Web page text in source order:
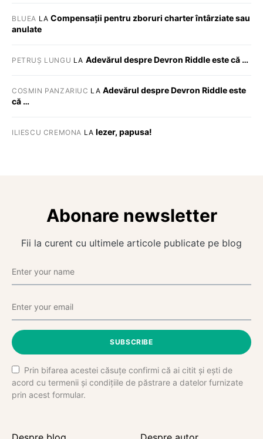
BLUEA LACompensații pentru zboruri charter întârziate sau
anulate
PETRUȘ LUNGU LA Adevărul despre Devron Riddle este că …
COSMIN PANZARIUC LA Adevărul despre Devron Riddle este
că …
ILIESCU CREMONA LA Iezer, papusa!
Abonare newsletter
Fii la curent cu ultimele articole publicate pe blog
SUBSCRIBE
Prin bifarea acestei căsuțe confirmi că ai citit și ești de
acord cu termenii și condițiile de păstrare a datelor furnizate
prin acest formular.